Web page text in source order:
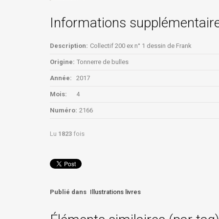
Informations
Description: Collectif 200 ex n° 1 dessin de Frank
Origine: Tonnerre de bulles
Année: 2017
Mois: 4
Numéro: 2166
Lu 1823 fois
Publié dans Illustrations livres